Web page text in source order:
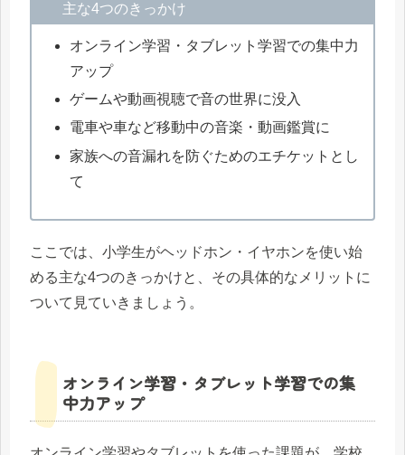
主な4つのきっかけ
オンライン学習・タブレット学習での集中力
アップ
ゲームや動画視聴で音の世界に没入
電車や車など移動中の音楽・動画鑑賞に
家族への音漏れを防ぐためのエチケットとし
て
ここでは、小学生がヘッドホン・イヤホンを使い始
める主な4つのきっかけと、その具体的なメリットに
ついて見ていきましょう。
オンライン学習・タブレット学習での集
中力アップ